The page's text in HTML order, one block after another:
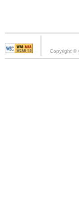
Copyright ©